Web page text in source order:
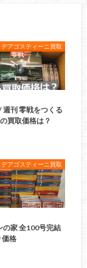
デアゴスティーニ買取
刊 零戦をつくる
買取価格は？
デアゴスティーニ買取
の家 全100号完結
価格